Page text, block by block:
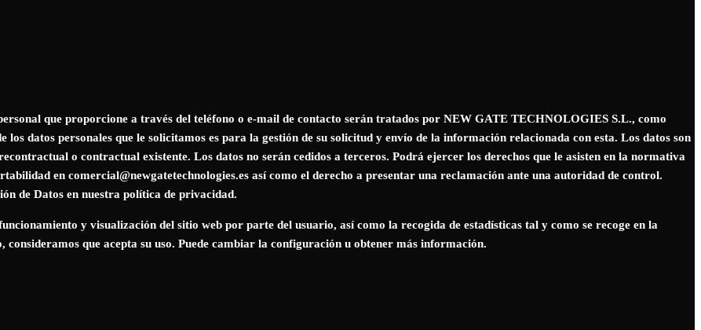
que proporcione a través del teléfono o e-mail de contacto serán tratados por NEW GATE TECHNOLOGIES S.L., como
datos personales que le solicitamos es para la gestión de su solicitud y envío de la información relacionada con esta. Los datos son
o contractual existente. Los datos no serán cedidos a terceros. Podrá ejercer los derechos que le asisten en la normativa
en comercial@newgatetechnologies.es así como el derecho a presentar una reclamación ante una autoridad de control.
de Datos en nuestra política de privacidad.
y visualización del sitio web por parte del usuario, así como la recogida de estadísticas tal y como se recoge en la
que acepta su uso. Puede cambiar la configuración u obtener más información.